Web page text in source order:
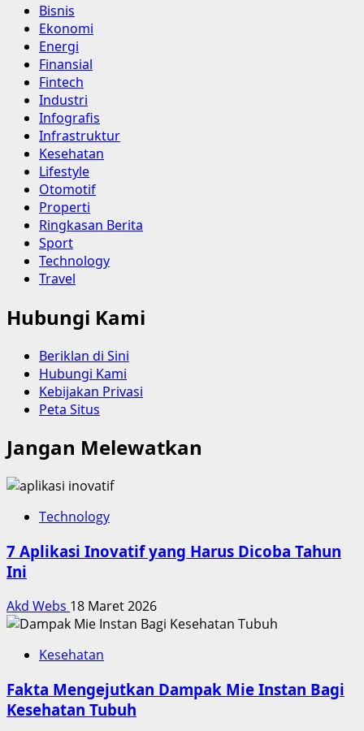
Bisnis
Ekonomi
Energi
Finansial
Fintech
Industri
Infografis
Infrastruktur
Kesehatan
Lifestyle
Otomotif
Properti
Ringkasan Berita
Sport
Technology
Travel
Hubungi Kami
Beriklan di Sini
Hubungi Kami
Kebijakan Privasi
Peta Situs
Jangan Melewatkan
Technology
7 Aplikasi Inovatif yang Harus Dicoba Tahun
Ini
Akd Webs 18 Maret 2026
Kesehatan
Fakta Mengejutkan Dampak Mie Instan Bagi
Kesehatan Tubuh